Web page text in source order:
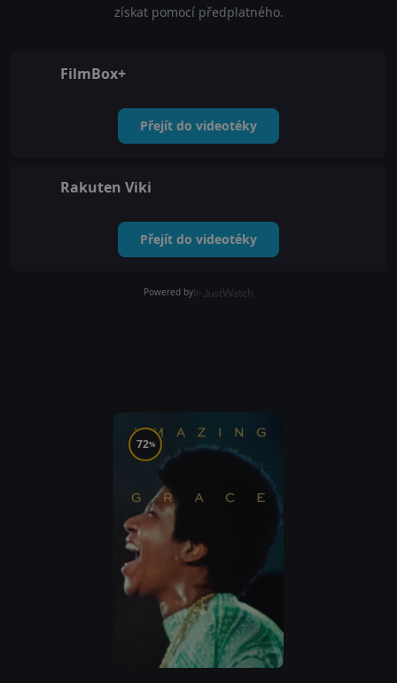
získat pomocí předplatného.
FilmBox+
Přejít do videotéky
Rakuten Viki
Přejít do videotéky
Powered by
72%